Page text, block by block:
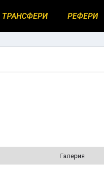
ТРАНСФЕРИ РЕФЕРИ
Галерия